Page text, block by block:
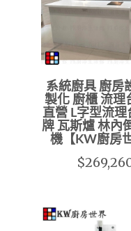
系統廚具 廚房
製化 廚櫃 流理
直營 L字型流理
牌 瓦斯爐 林內
機【KW廚房